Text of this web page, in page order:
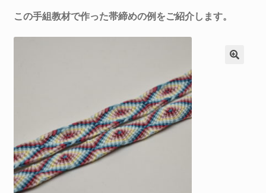
この手組教材で作った帯締めの例をご紹介します。